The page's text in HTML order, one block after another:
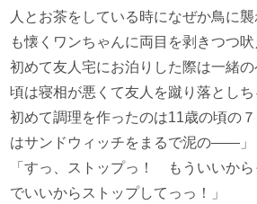
人とお茶をしている時になぜか鳥に
も懐くワンちゃんに両目を剥きつつ吠
初めて友人宅にお泊りした際は一緒
頃は寝相が悪くて友人を蹴り落とし
初めて調理を作ったのは11歳の頃の
はサンドウィッチをまるで泥の――」
「すっ、ストップっ！ もういいか
でいいからストップしてっっ！」